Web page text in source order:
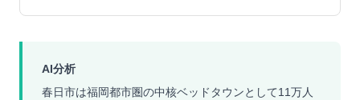
AI分析
春日市は福岡都市圏の中核ベッドタウンとして11万人